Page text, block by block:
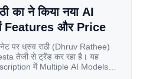
का ने किया नया AI
Features और Price
पर ध्रुव राठी (Dhruv Rathee)
तेजी से ट्रेंड कर रहा है। यह
में Multiple AI Models